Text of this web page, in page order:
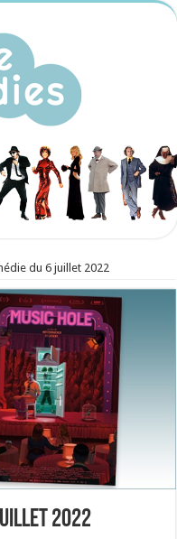
du 6 juillet 2022
2022